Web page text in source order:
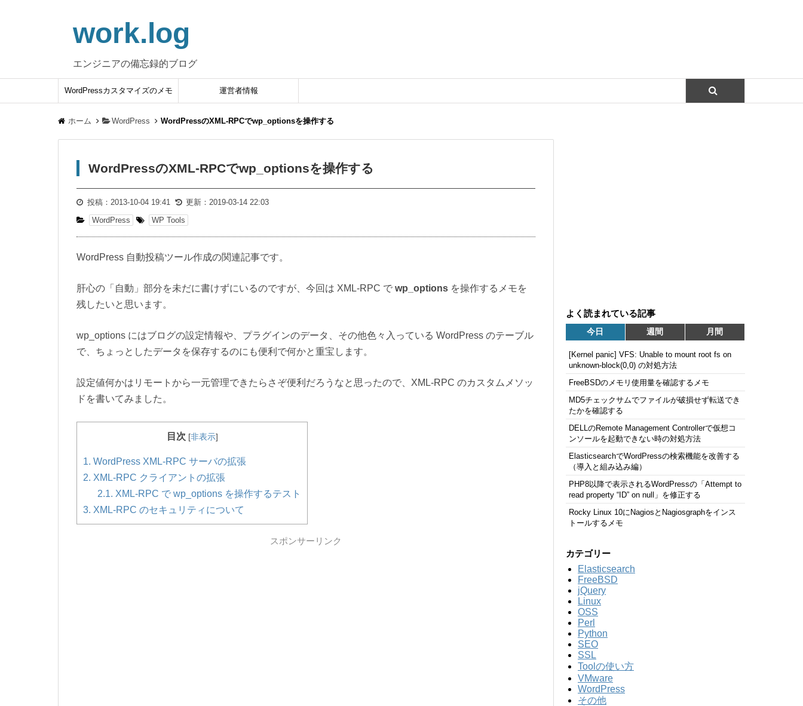
work.log
エンジニアの備忘録的ブログ
WordPressカスタマイズのメモ 運営者情報
ホーム WordPress WordPressのXML-RPCでwp_optionsを操作する
WordPressのXML-RPCでwp_optionsを操作する
投稿： 2013-10-04 19:41 更新： 2019-03-14 22:03
WordPress
WP Tools
WordPress 自動投稿ツール作成の関連記事です。
肝心の「自動」部分を未だに書けずにいるのですが、今回は XML-RPC で wp_options を操作するメモを
残したいと思います。
wp_options にはブログの設定情報や、プラグインのデータ、その他色々入っている WordPress のテーブル
で、ちょっとしたデータを保存するのにも便利で何かと重宝します。
設定値何かはリモートから一元管理できたらさぞ便利だろうなと思ったので、XML-RPC のカスタムメソッ
ドを書いてみました。
目次 [非表示]
1. WordPress XML-RPC サーバの拡張
2. XML-RPC クライアントの拡張
2.1. XML-RPC で wp_options を操作するテスト
3. XML-RPC のセキュリティについて
スポンサーリンク
よく読まれている記事
今日 週間 月間
[Kernel panic] VFS: Unable to mount root fs on
unknown-block(0,0) の対処方法
FreeBSDのメモリ使用量を確認するメモ
MD5チェックサムでファイルが破損せず転送でき
たかを確認する
DELLのRemote Management Controllerで仮想コ
ンソールを起動できない時の対処方法
ElasticsearchでWordPressの検索機能を改善する
（導入と組み込み編）
PHP8以降で表示されるWordPressの「Attempt to
read property “ID” on null」を修正する
Rocky Linux 10にNagiosとNagiosgraphをインス
トールするメモ
カテゴリー
Elasticsearch
FreeBSD
jQuery
Linux
OSS
Perl
Python
SEO
SSL
Toolの使い方
VMware
WordPress
その他